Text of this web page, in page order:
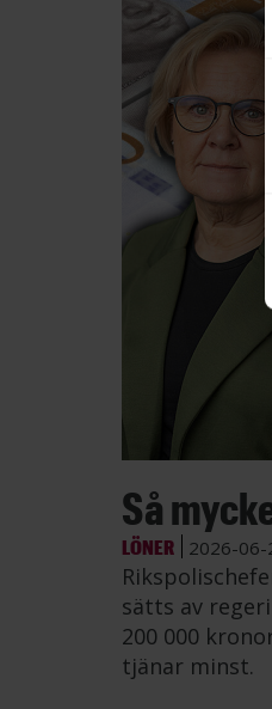
Så
LÖNER 2026-06-
sätts av
200 000
tjänar minst.